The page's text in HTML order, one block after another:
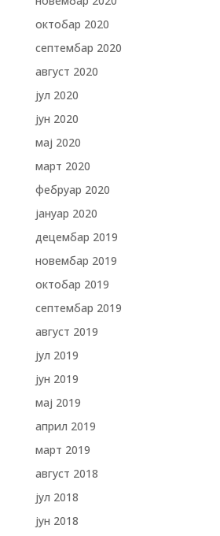
октобар 2020
септембар 2020
август 2020
јул 2020
јун 2020
мај 2020
март 2020
фебруар 2020
јануар 2020
децембар 2019
новембар 2019
октобар 2019
септембар 2019
август 2019
јул 2019
јун 2019
мај 2019
април 2019
март 2019
август 2018
јул 2018
јун 2018